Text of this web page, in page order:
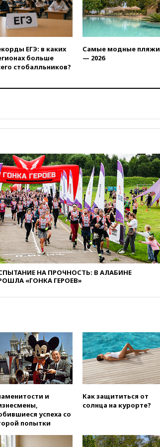
Журавлеву
16:35
Мельникова и еще
шесть гимнастов сборной
России не получили визы на
ЧЕ
16:16
день
снятии «Яблока» с выборов
15:35 Четыре человека
пострадали при пожаре на
складе с красками в Брянске
15:15«Аэрофлот» с 1 октября
возобновит ежедневные
рейсы в Абу-Даби
14:52Турция, Саудовская
Аравия и Пакистан
объединились в военный
14:39Экс-издатель Popcorn
товаров для параллельного
импорта
14:14
Роспотребнадзор
одобрил открытие сезона на
105 пляжах в Анапе
сенатора Нарусову в список
кандидатов в Совфед
программу по открытию
партнерских хабов
ЕГЭ: в каких
больше
стобалльников?
Самые модные пляжи
— 2026
НА ПРОЧНОСТЬ: В АЛАБИНЕ
«ГОНКА ГЕРОЕВ»
и
успеха со
попытки
Как защититься от
солнца на курорте?